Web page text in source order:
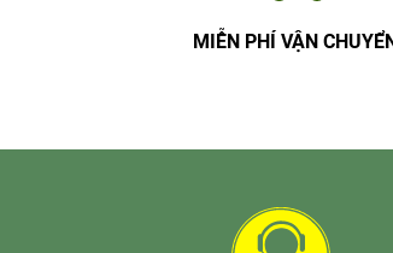
MIỄN PHÍ VẬN